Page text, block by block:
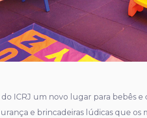
ICRJ um novo lugar para bebês e
e brincadeiras lúdicas que os